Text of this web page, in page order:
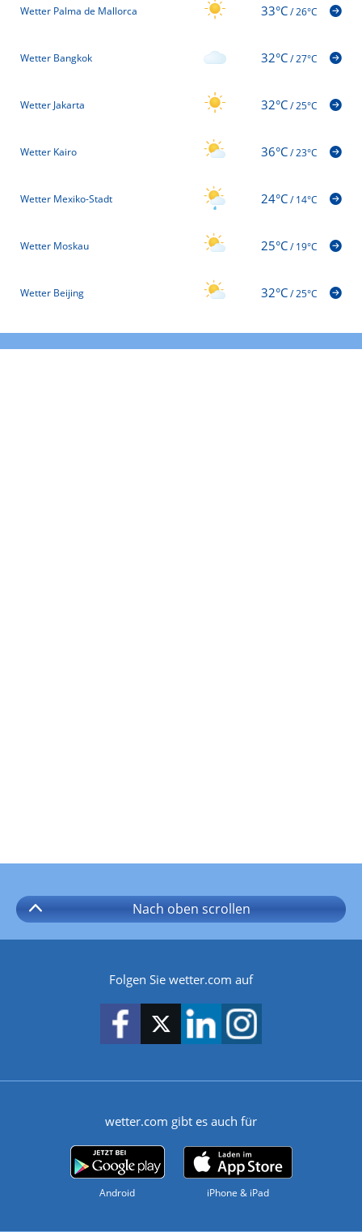
Wetter Palma de Mallorca 33°C/26°C
Wetter Bangkok 32°C/27°C
Wetter Jakarta 32°C/25°C
Wetter Kairo 36°C/23°C
Wetter Mexiko-Stadt 24°C/14°C
Wetter Moskau 25°C/19°C
Wetter Beijing 32°C/25°C
Nach oben scrollen
Folgen Sie wetter.com auf
wetter.com gibt es auch für
Android iPhone & iPad